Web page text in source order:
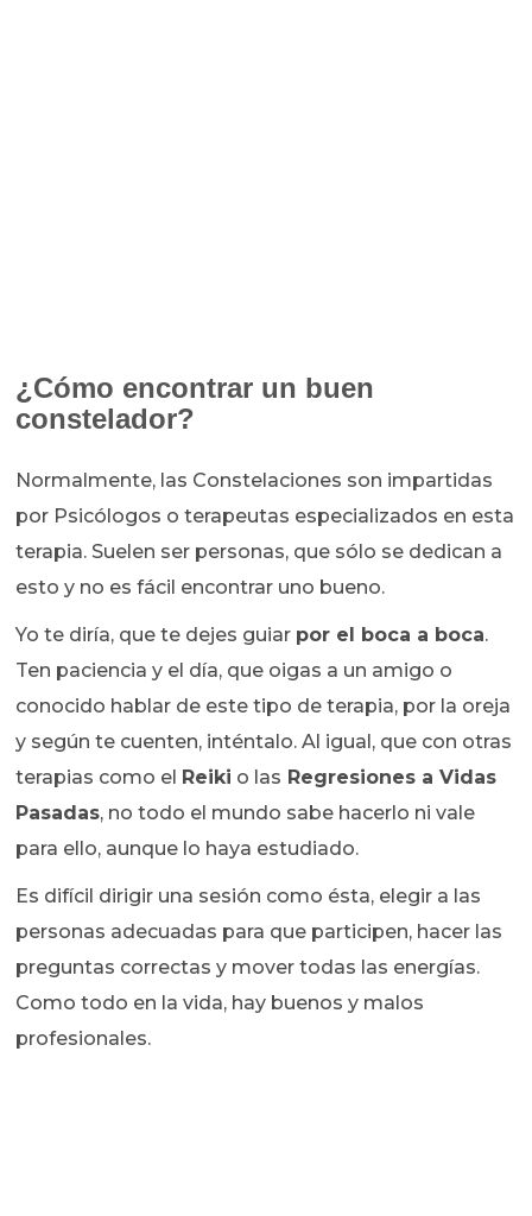
¿Cómo encontrar un buen
constelador?
Normalmente, las Constelaciones son impartidas
por Psicólogos o terapeutas especializados en esta
terapia. Suelen ser personas, que sólo se dedican a
esto y no es fácil encontrar uno bueno.
Yo te diría, que te dejes guiar por el boca a boca.
Ten paciencia y el día, que oigas a un amigo o
conocido hablar de este tipo de terapia, por la oreja
y según te cuenten, inténtalo. Al igual, que con otras
terapias como el Reiki o las Regresiones a Vidas
Pasadas, no todo el mundo sabe hacerlo ni vale
para ello, aunque lo haya estudiado.
Es difícil dirigir una sesión como ésta, elegir a las
personas adecuadas para que participen, hacer las
preguntas correctas y mover todas las energías.
Como todo en la vida, hay buenos y malos
profesionales.